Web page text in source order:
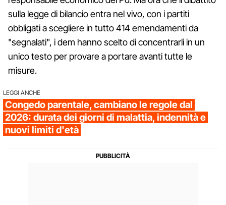
sulla legge di bilancio entra nel vivo, con i partiti
obbligati a scegliere in tutto 414 emendamenti da
"segnalati", i dem hanno scelto di concentrarli in un
unico testo per provare a portare avanti tutte le
misure.
LEGGI ANCHE
Congedo parentale, cambiano le regole dal
2026: durata dei giorni di malattia, indennità e
nuovi limiti d'età